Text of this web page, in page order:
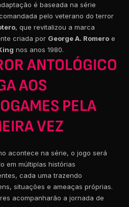
é baseada na série
pelo veterano do terror
, que revitalizou a marca
criada por George A. Romero e
nos anos 1980.
ANTOLÓGICO
AOS
PELA
VEZ
acontece na série, o jogo será
em múltiplas histórias
cada uma trazendo
situações e ameaças próprias.
acompanharão a jornada de